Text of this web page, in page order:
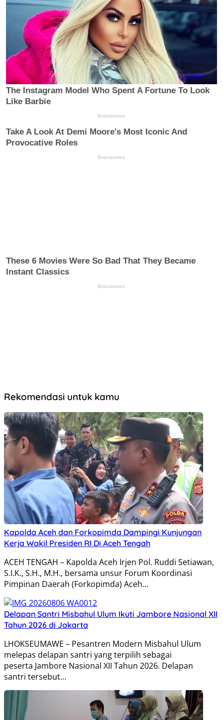
Rekomendasi untuk kamu
Kapolda Aceh dan Forkopimda Dampingi Kunjungan
Kerja Wakil Presiden RI Di Aceh Tengah
ACEH TENGAH – Kapolda Aceh Irjen Pol. Ruddi Setiawan,
S.I.K., S.H., M.H., bersama unsur Forum Koordinasi
Pimpinan Daerah (Forkopimda) Aceh…
Delapan Santri Misbahul Ulum Ikuti Jambore Nasional XII
Tahun 2026 di Jakarta
LHOKSEUMAWE – Pesantren Modern Misbahul Ulum
melepas delapan santri yang terpilih sebagai
peserta Jambore Nasional XII Tahun 2026. Delapan
santri tersebut…